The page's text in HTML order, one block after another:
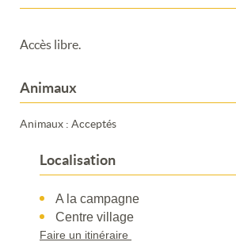
Accès libre.
Animaux
Animaux : Acceptés
Localisation
A la campagne
Centre village
Faire un itinéraire
Merci de patienter...